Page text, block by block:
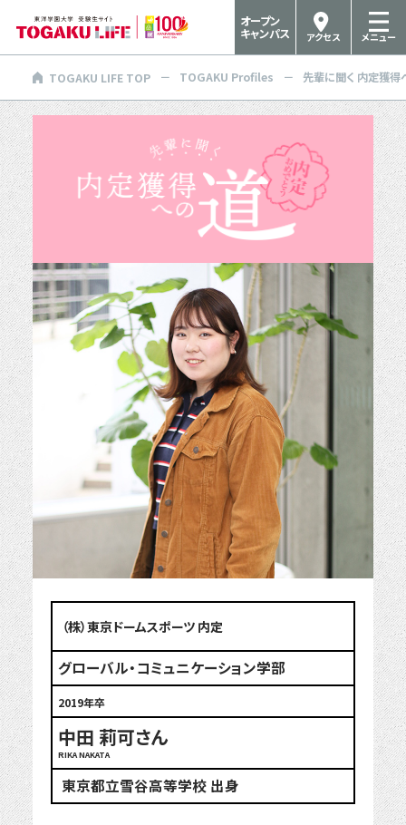
メニュー
アクセス
オープン
キャンパス
TOGAKU LIFE TOP TOGAKU Profiles 先輩に聞く 内定獲得
（株）東京ドームスポーツ 内定
グローバル・コミュニケーション学部
2019年卒
中田 莉可さん
RIKA NAKATA
東京都立雪谷高等学校 出身